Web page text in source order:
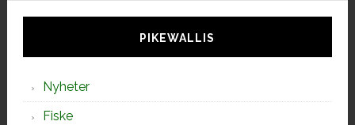
PIKEWALLIS
Nyheter
Fiske